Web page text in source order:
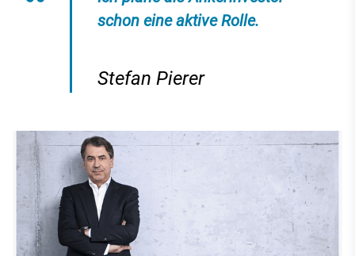
schon eine aktive Rolle.
Stefan Pierer